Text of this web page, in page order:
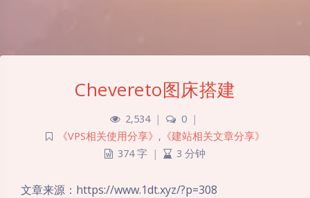
Chevereto图床搭建
2,534 | 0 |
《VPS相关使用分享》 , 《建站相关文章分享》
374 字 | 3 分钟
文章来源：https://www.1dt.xyz/?p=308